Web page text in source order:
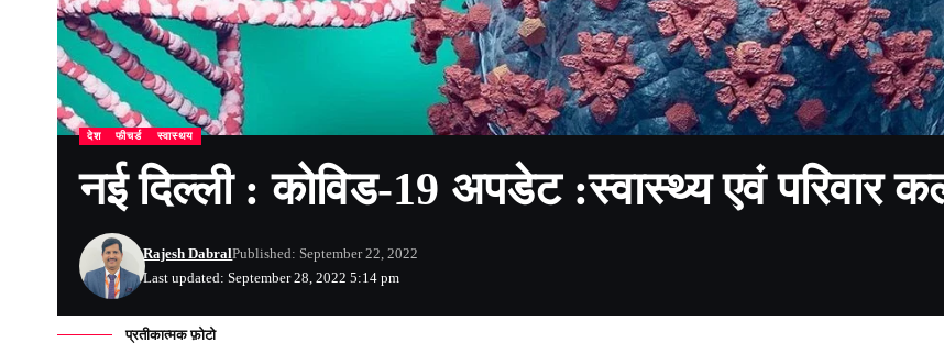
देश फीचर्ड स्वास्थय
नई दिल्ली : कोविड-19 अपडेट :स्‍वास्‍थ्‍य एवं परिवार
Last updated: September 28, 2022 5:14 pm
Rajesh DabralPublished: September 22, 2022
प्रतीकात्मक फ़ोटो